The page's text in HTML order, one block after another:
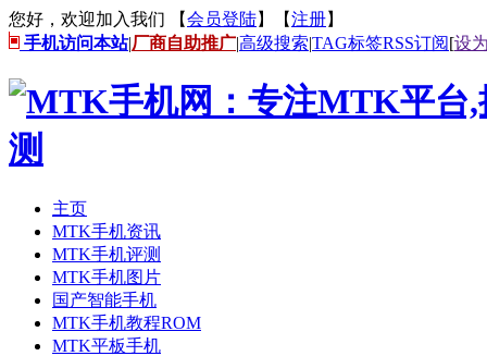
您好，欢迎加入我们 【会员登陆】【注册】
手机访问本站|厂商自助推广|高级搜索|TAG标签RSS订阅[设
主页
MTK手机资讯
MTK手机评测
MTK手机图片
国产智能手机
MTK手机教程ROM
MTK平板手机